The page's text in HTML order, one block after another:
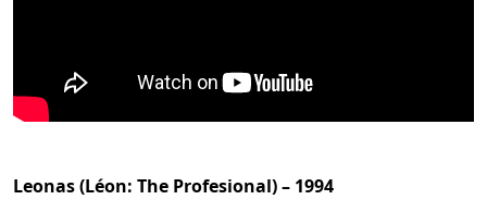
Leonas (Léon: The Profesional) – 1994